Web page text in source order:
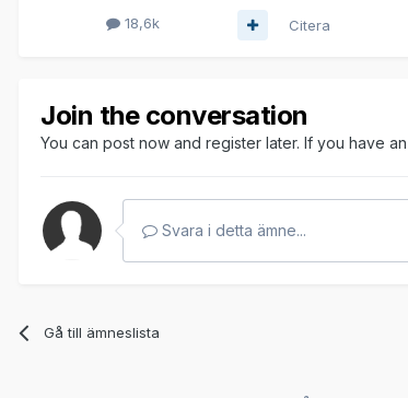
18,6k Citera
Join the conversation
You can post now and register later. If you have
Svara i detta ämne...
Gå till ämneslista